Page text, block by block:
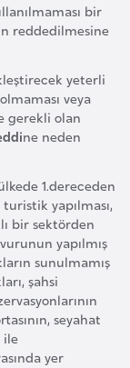
bir
reddedilmesine
yeterli
veya
gerekli olan
ne neden
1.dereceden
yapılması,
bir sektörden
yapılmış
sunulmamış
şahsi
seyahat
ile
yer